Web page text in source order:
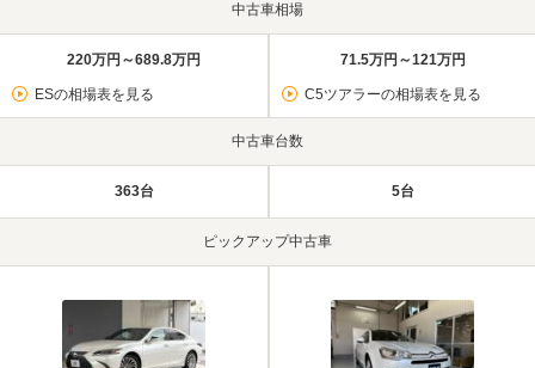
中古車相場
220万円～689.8万円
ESの相場表を見る
71.5万円～121万円
C5ツアラーの相場表を見る
中古車台数
363台 5台
ピックアップ中古車